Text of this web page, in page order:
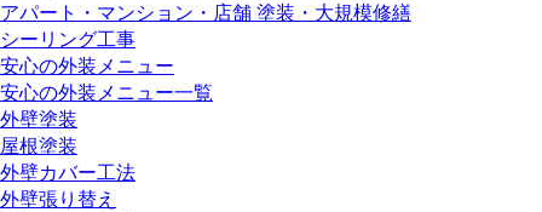
アパート・マンション・店舗 塗装・大規模修繕
シーリング工事
安心の外装メニュー
安心の外装メニュー一覧
外壁塗装
屋根塗装
外壁カバー工法
外壁張り替え